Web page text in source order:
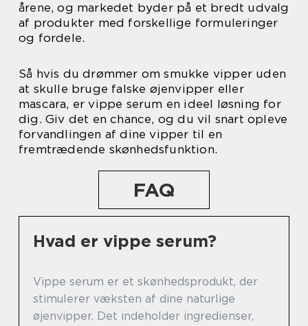
årene, og markedet byder på et bredt udvalg
af produkter med forskellige formuleringer
og fordele.
Så hvis du drømmer om smukke vipper uden
at skulle bruge falske øjenvipper eller
mascara, er vippe serum en ideel løsning for
dig. Giv det en chance, og du vil snart opleve
forvandlingen af dine vipper til en
fremtrædende skønhedsfunktion.
FAQ
Hvad er vippe serum?
Vippe serum er et skønhedsprodukt, der
stimulerer væksten af dine naturlige
øjenvipper. Det indeholder ingredienser,